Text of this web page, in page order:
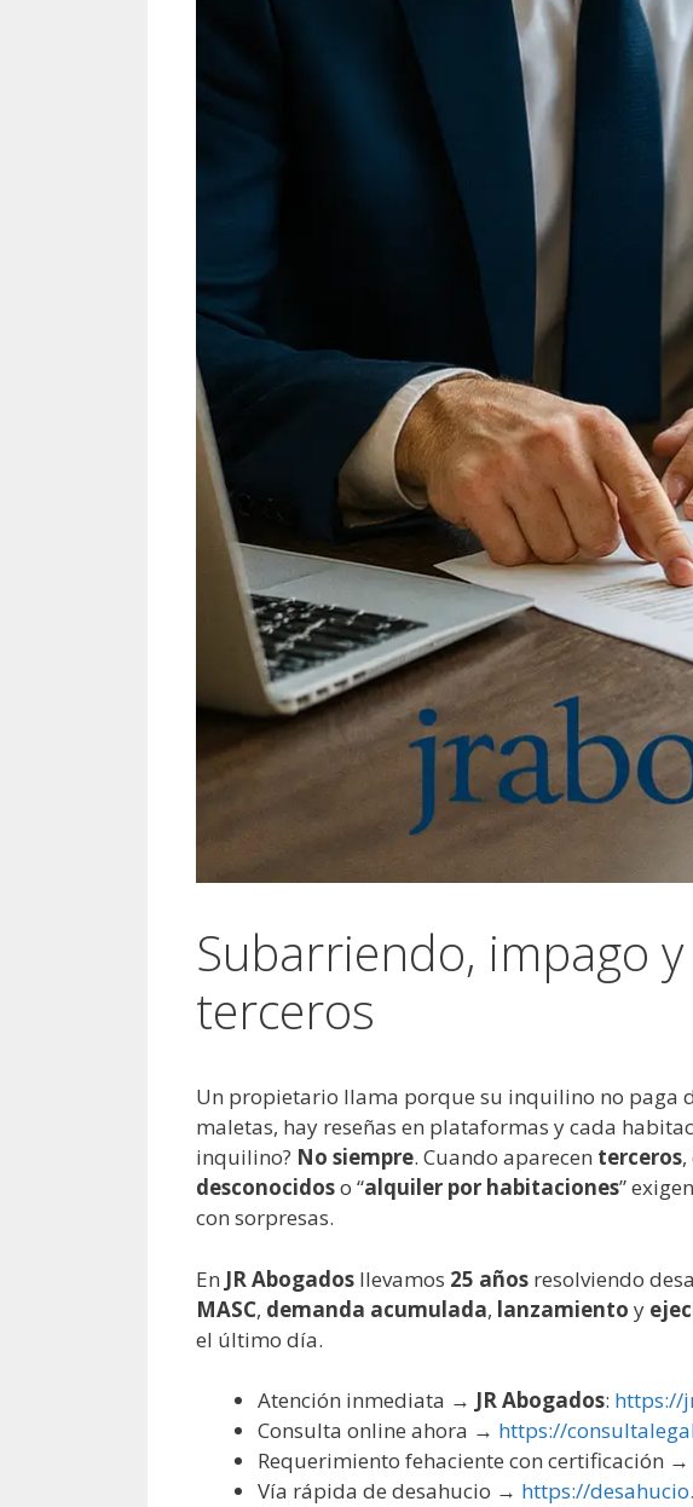
Subarriendo, impago
terceros
Un propietario llama porque su inquilino no paga
maletas, hay reseñas en plataformas y cada
inquilino? No siempre. Cuando aparecen terceros
desconocidoso “alquiler por habitaciones”
con sorpresas.
En JR Abogados llevamos 25 años resolviendo
MASC, demanda acumulada, lanzamiento y
el último día.
Atención inmediata → JR Abogados: https://
Consulta online ahora → https://
Requerimiento fehaciente con certificación →
Vía rápida de desahucio → https://